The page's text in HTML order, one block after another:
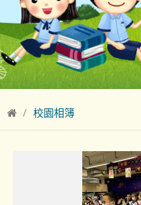
校園相簿